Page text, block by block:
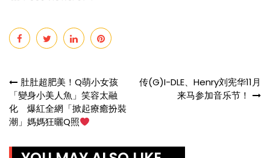
Post
navigation
肚肚超肥美！Q萌小女孩
「變身小美人魚」笑容太融
化 爆紅全網「掀起療癒扮裝
潮」媽媽狂曬Q照
传(G)I-DLE、Henry刘宪华11月
来马参加音乐节！